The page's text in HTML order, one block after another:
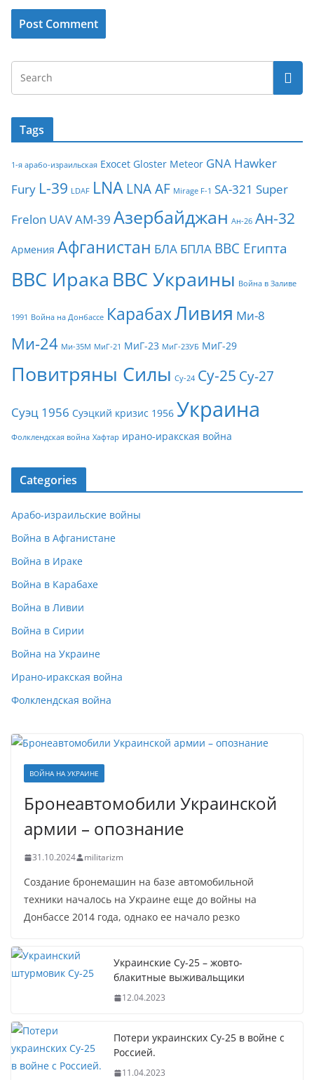
Tags
1-я арабо-израильская Exocet Gloster Meteor GNA Hawker
Fury L-39 LDAF LNA LNA AF Mirage F-1 SA-321 Super
Frelon UAVАМ-39 Азербайджан Ан-26 Ан-32
Армения Афганистан БЛА БПЛА ВВС Египта
ВВС Ирака ВВС Украины Война в Заливе
1991 Война на Донбассе КарабахЛивия Ми-8
Ми-24 Ми-35М МиГ-21 МиГ-23 МиГ-23УБ МиГ-29
Повитряны Силы Су-24 Су-25 Су-27
Суэц 1956 Суэцкий кризис 1956 Украина
Фолклендская война Хафтар ирано-иракская война
Categories
Арабо-израильские войны
Война в Афганистане
Война в Ираке
Война в Карабахе
Война в Ливии
Война в Сирии
Война на Украине
Ирано-иракская война
Фолклендская война
ВОЙНА НА УКРАИНЕ
Бронеавтомобили Украинской
армии – опознание
31.10.2024 militarizm
Создание бронемашин на базе автомобильной
техники началось на Украине еще до войны на
Донбассе 2014 года, однако ее начало резко
Украинские Су-25 – жовто-
блакитные выживальщики
12.04.2023
Потери украинских Су-25 в войне с
Россией.
11.04.2023